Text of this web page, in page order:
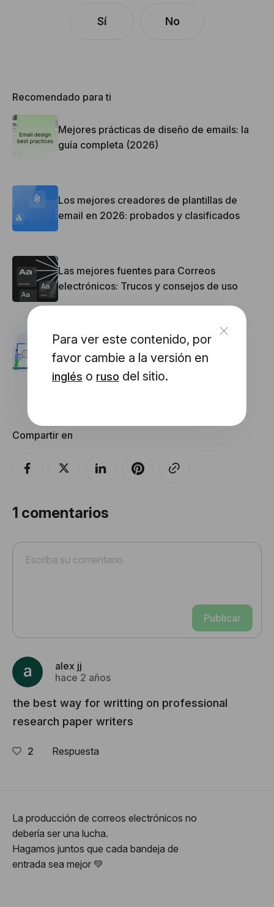
Para ver este contenido, por
favor cambie a la versión en
inglés o ruso del sitio.
Sí No
Recomendado para ti
Mejores prácticas de diseño de emails: la
guía completa (2026)
Los mejores creadores de plantillas de
email en 2026: probados y clasificados
Las mejores fuentes para Correos
electrónicos: Trucos y consejos de uso
Tamaño de la Plantilla del Boletín
Electrónico: Anchura y Altura de los
Elementos
Compartir en
1 comentarios
Publicar
alex jj
hace 2 años
the best way for writting on professional
research paper writers
2 Respuesta
La producción de correos electrónicos no
debería ser una lucha.
Hagamos juntos que cada bandeja de
entrada sea mejor 💚